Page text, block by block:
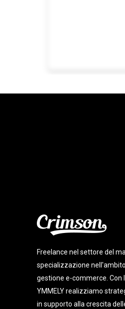
Freelance nel settore del
specializzazione
gestione e-commerce. Con
YMMELY realizziamo
in supporto alla crescita